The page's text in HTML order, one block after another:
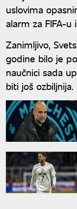
uslovima
alarm za FIFA-u
Zanimljivo,
godine bilo je
naučnici sada
biti još ozbiljnija.